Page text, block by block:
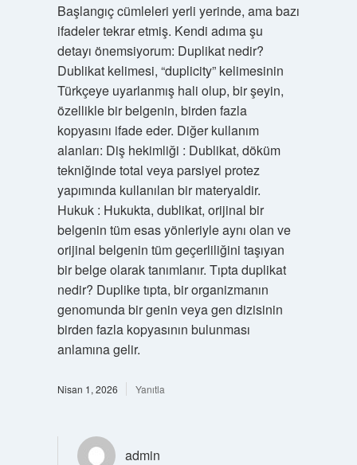
Başlangıç cümleleri yerli yerinde, ama bazı
ifadeler tekrar etmiş. Kendi adıma şu
detayı önemsiyorum: Duplikat nedir?
Dublikat kelimesi, “duplicity” kelimesinin
Türkçeye uyarlanmış hali olup, bir şeyin,
özellikle bir belgenin, birden fazla
kopyasını ifade eder. Diğer kullanım
alanları: Diş hekimliği : Dublikat, döküm
tekniğinde total veya parsiyel protez
yapımında kullanılan bir materyaldir.
Hukuk : Hukukta, dublikat, orijinal bir
belgenin tüm esas yönleriyle aynı olan ve
orijinal belgenin tüm geçerliliğini taşıyan
bir belge olarak tanımlanır. Tıpta duplikat
nedir? Duplike tıpta, bir organizmanın
genomunda bir genin veya gen dizisinin
birden fazla kopyasının bulunması
anlamına gelir.
Nisan 1, 2026 Yanıtla
admin